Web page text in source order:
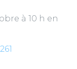
à 10 h en